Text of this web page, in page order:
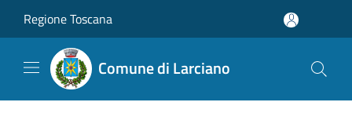
Regione Toscana
Comune di Larciano